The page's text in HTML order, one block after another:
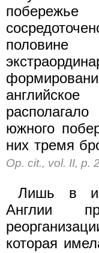
южного
них тремя
Op. cit., vol. II, p.
Лишь в
Англии
которая